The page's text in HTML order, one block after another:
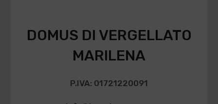
DOMUS DI VERGELLATO
MARILENA
P.IVA: 01721220091